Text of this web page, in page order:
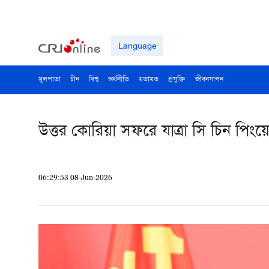
Language
মূলপাতা চীন বিশ্ব অর্থনীতি মতামত প্রযুক্তি জীবনযাপন
উত্তর কোরিয়া সফরে যাত্রা সি চিন
06:29:53 08-Jun-2026